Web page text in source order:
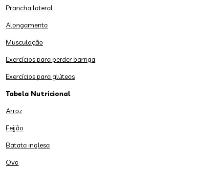
Prancha lateral
Alongamento
Musculação
Exercícios para perder barriga
Exercícios para glúteos
Tabela Nutricional
Arroz
Feijão
Batata inglesa
Ovo